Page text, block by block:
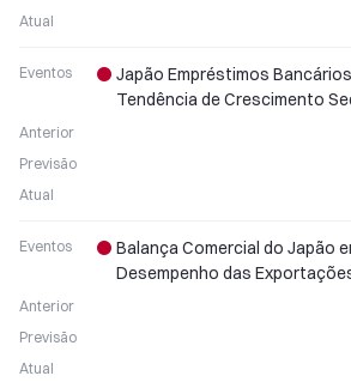
Atual
Eventos
Japão Empréstimos
Tendência de Crescimento
Anterior
Previsão
Atual
Eventos
Balança Comercial do Japão
Desempenho das
Anterior
Previsão
Atual